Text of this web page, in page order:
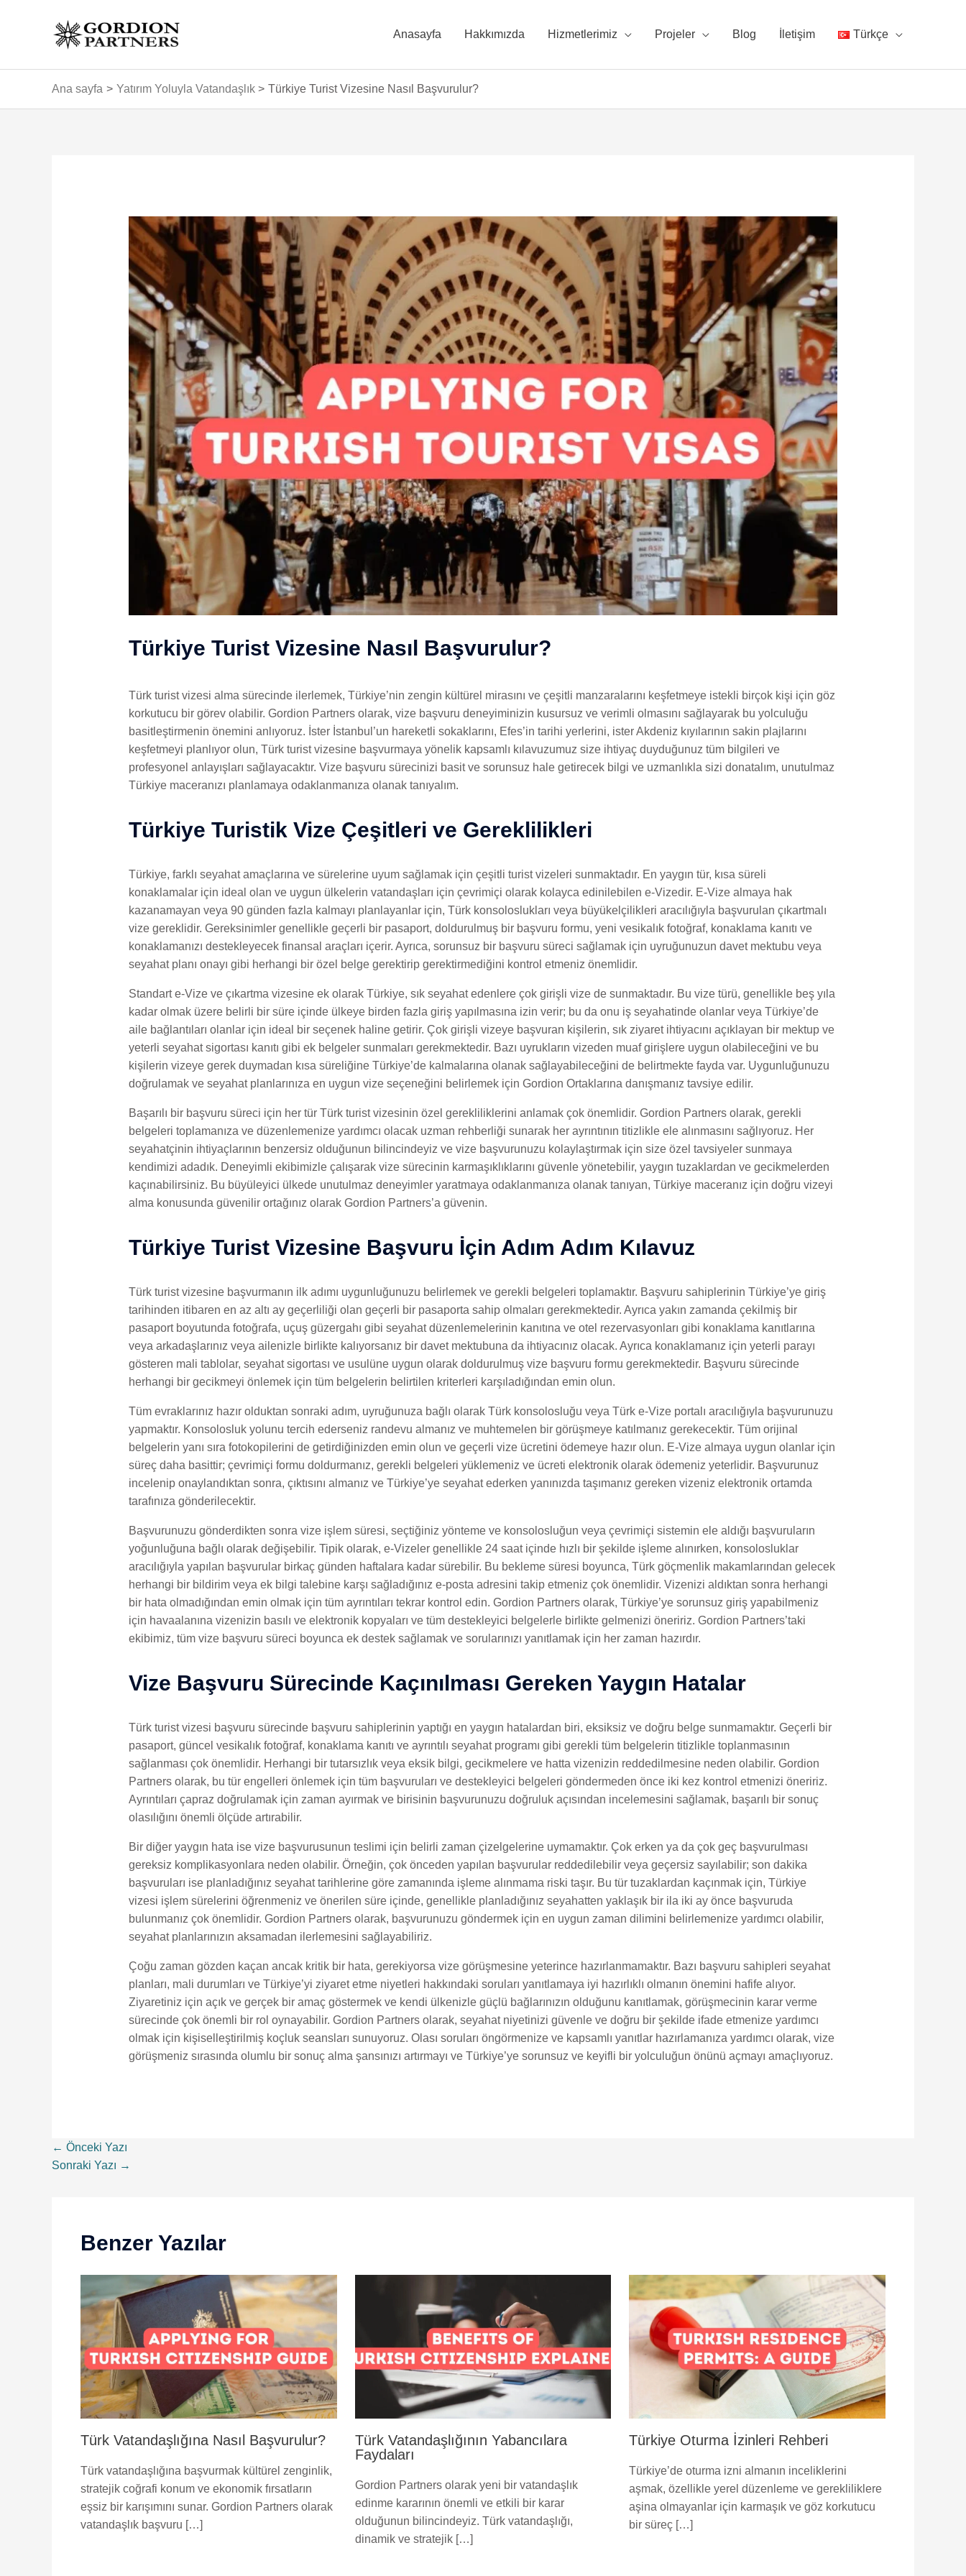
Anasayfa Hakkımızda Hizmetlerimiz Projeler Blog İletişim Türkçe
Ana sayfa Yatırım Yoluyla Vatandaşlık Türkiye Turist Vizesine Nasıl Başvurulur?
Türkiye Turist Vizesine Nasıl Başvurulur?
Türk turist vizesi alma sürecinde ilerlemek, Türkiye’nin zengin kültürel mirasını ve çeşitli manzaralarını keşfetmeye istekli birçok kişi için göz
korkutucu bir görev olabilir. Gordion Partners olarak, vize başvuru deneyiminizin kusursuz ve verimli olmasını sağlayarak bu yolculuğu
basitleştirmenin önemini anlıyoruz. İster İstanbul’un hareketli sokaklarını, Efes’in tarihi yerlerini, ister Akdeniz kıyılarının sakin plajlarını
keşfetmeyi planlıyor olun, Türk turist vizesine başvurmaya yönelik kapsamlı kılavuzumuz size ihtiyaç duyduğunuz tüm bilgileri ve
profesyonel anlayışları sağlayacaktır. Vize başvuru sürecinizi basit ve sorunsuz hale getirecek bilgi ve uzmanlıkla sizi donatalım, unutulmaz
Türkiye maceranızı planlamaya odaklanmanıza olanak tanıyalım.
Türkiye Turistik Vize Çeşitleri ve Gereklilikleri
Türkiye, farklı seyahat amaçlarına ve sürelerine uyum sağlamak için çeşitli turist vizeleri sunmaktadır. En yaygın tür, kısa süreli
konaklamalar için ideal olan ve uygun ülkelerin vatandaşları için çevrimiçi olarak kolayca edinilebilen e-Vizedir. E-Vize almaya hak
kazanamayan veya 90 günden fazla kalmayı planlayanlar için, Türk konsoloslukları veya büyükelçilikleri aracılığıyla başvurulan çıkartmalı
vize gereklidir. Gereksinimler genellikle geçerli bir pasaport, doldurulmuş bir başvuru formu, yeni vesikalık fotoğraf, konaklama kanıtı ve
konaklamanızı destekleyecek finansal araçları içerir. Ayrıca, sorunsuz bir başvuru süreci sağlamak için uyruğunuzun davet mektubu veya
seyahat planı onayı gibi herhangi bir özel belge gerektirip gerektirmediğini kontrol etmeniz önemlidir.
Standart e-Vize ve çıkartma vizesine ek olarak Türkiye, sık seyahat edenlere çok girişli vize de sunmaktadır. Bu vize türü, genellikle beş yıla
kadar olmak üzere belirli bir süre içinde ülkeye birden fazla giriş yapılmasına izin verir; bu da onu iş seyahatinde olanlar veya Türkiye’de
aile bağlantıları olanlar için ideal bir seçenek haline getirir. Çok girişli vizeye başvuran kişilerin, sık ziyaret ihtiyacını açıklayan bir mektup ve
yeterli seyahat sigortası kanıtı gibi ek belgeler sunmaları gerekmektedir. Bazı uyrukların vizeden muaf girişlere uygun olabileceğini ve bu
kişilerin vizeye gerek duymadan kısa süreliğine Türkiye’de kalmalarına olanak sağlayabileceğini de belirtmekte fayda var. Uygunluğunuzu
doğrulamak ve seyahat planlarınıza en uygun vize seçeneğini belirlemek için Gordion Ortaklarına danışmanız tavsiye edilir.
Başarılı bir başvuru süreci için her tür Türk turist vizesinin özel gerekliliklerini anlamak çok önemlidir. Gordion Partners olarak, gerekli
belgeleri toplamanıza ve düzenlemenize yardımcı olacak uzman rehberliği sunarak her ayrıntının titizlikle ele alınmasını sağlıyoruz. Her
seyahatçinin ihtiyaçlarının benzersiz olduğunun bilincindeyiz ve vize başvurunuzu kolaylaştırmak için size özel tavsiyeler sunmaya
kendimizi adadık. Deneyimli ekibimizle çalışarak vize sürecinin karmaşıklıklarını güvenle yönetebilir, yaygın tuzaklardan ve gecikmelerden
kaçınabilirsiniz. Bu büyüleyici ülkede unutulmaz deneyimler yaratmaya odaklanmanıza olanak tanıyan, Türkiye maceranız için doğru vizeyi
alma konusunda güvenilir ortağınız olarak Gordion Partners’a güvenin.
Türkiye Turist Vizesine Başvuru İçin Adım Adım Kılavuz
Türk turist vizesine başvurmanın ilk adımı uygunluğunuzu belirlemek ve gerekli belgeleri toplamaktır. Başvuru sahiplerinin Türkiye’ye giriş
tarihinden itibaren en az altı ay geçerliliği olan geçerli bir pasaporta sahip olmaları gerekmektedir. Ayrıca yakın zamanda çekilmiş bir
pasaport boyutunda fotoğrafa, uçuş güzergahı gibi seyahat düzenlemelerinin kanıtına ve otel rezervasyonları gibi konaklama kanıtlarına
veya arkadaşlarınız veya ailenizle birlikte kalıyorsanız bir davet mektubuna da ihtiyacınız olacak. Ayrıca konaklamanız için yeterli parayı
gösteren mali tablolar, seyahat sigortası ve usulüne uygun olarak doldurulmuş vize başvuru formu gerekmektedir. Başvuru sürecinde
herhangi bir gecikmeyi önlemek için tüm belgelerin belirtilen kriterleri karşıladığından emin olun.
Tüm evraklarınız hazır olduktan sonraki adım, uyruğunuza bağlı olarak Türk konsolosluğu veya Türk e-Vize portalı aracılığıyla başvurunuzu
yapmaktır. Konsolosluk yolunu tercih ederseniz randevu almanız ve muhtemelen bir görüşmeye katılmanız gerekecektir. Tüm orijinal
belgelerin yanı sıra fotokopilerini de getirdiğinizden emin olun ve geçerli vize ücretini ödemeye hazır olun. E-Vize almaya uygun olanlar için
süreç daha basittir; çevrimiçi formu doldurmanız, gerekli belgeleri yüklemeniz ve ücreti elektronik olarak ödemeniz yeterlidir. Başvurunuz
incelenip onaylandıktan sonra, çıktısını almanız ve Türkiye’ye seyahat ederken yanınızda taşımanız gereken vizeniz elektronik ortamda
tarafınıza gönderilecektir.
Başvurunuzu gönderdikten sonra vize işlem süresi, seçtiğiniz yönteme ve konsolosluğun veya çevrimiçi sistemin ele aldığı başvuruların
yoğunluğuna bağlı olarak değişebilir. Tipik olarak, e-Vizeler genellikle 24 saat içinde hızlı bir şekilde işleme alınırken, konsolosluklar
aracılığıyla yapılan başvurular birkaç günden haftalara kadar sürebilir. Bu bekleme süresi boyunca, Türk göçmenlik makamlarından gelecek
herhangi bir bildirim veya ek bilgi talebine karşı sağladığınız e-posta adresini takip etmeniz çok önemlidir. Vizenizi aldıktan sonra herhangi
bir hata olmadığından emin olmak için tüm ayrıntıları tekrar kontrol edin. Gordion Partners olarak, Türkiye’ye sorunsuz giriş yapabilmeniz
için havaalanına vizenizin basılı ve elektronik kopyaları ve tüm destekleyici belgelerle birlikte gelmenizi öneririz. Gordion Partners’taki
ekibimiz, tüm vize başvuru süreci boyunca ek destek sağlamak ve sorularınızı yanıtlamak için her zaman hazırdır.
Vize Başvuru Sürecinde Kaçınılması Gereken Yaygın Hatalar
Türk turist vizesi başvuru sürecinde başvuru sahiplerinin yaptığı en yaygın hatalardan biri, eksiksiz ve doğru belge sunmamaktır. Geçerli bir
pasaport, güncel vesikalık fotoğraf, konaklama kanıtı ve ayrıntılı seyahat programı gibi gerekli tüm belgelerin titizlikle toplanmasının
sağlanması çok önemlidir. Herhangi bir tutarsızlık veya eksik bilgi, gecikmelere ve hatta vizenizin reddedilmesine neden olabilir. Gordion
Partners olarak, bu tür engelleri önlemek için tüm başvuruları ve destekleyici belgeleri göndermeden önce iki kez kontrol etmenizi öneririz.
Ayrıntıları çapraz doğrulamak için zaman ayırmak ve birisinin başvurunuzu doğruluk açısından incelemesini sağlamak, başarılı bir sonuç
olasılığını önemli ölçüde artırabilir.
Bir diğer yaygın hata ise vize başvurusunun teslimi için belirli zaman çizelgelerine uymamaktır. Çok erken ya da çok geç başvurulması
gereksiz komplikasyonlara neden olabilir. Örneğin, çok önceden yapılan başvurular reddedilebilir veya geçersiz sayılabilir; son dakika
başvuruları ise planladığınız seyahat tarihlerine göre zamanında işleme alınmama riski taşır. Bu tür tuzaklardan kaçınmak için, Türkiye
vizesi işlem sürelerini öğrenmeniz ve önerilen süre içinde, genellikle planladığınız seyahatten yaklaşık bir ila iki ay önce başvuruda
bulunmanız çok önemlidir. Gordion Partners olarak, başvurunuzu göndermek için en uygun zaman dilimini belirlemenize yardımcı olabilir,
seyahat planlarınızın aksamadan ilerlemesini sağlayabiliriz.
Çoğu zaman gözden kaçan ancak kritik bir hata, gerekiyorsa vize görüşmesine yeterince hazırlanmamaktır. Bazı başvuru sahipleri seyahat
planları, mali durumları ve Türkiye’yi ziyaret etme niyetleri hakkındaki soruları yanıtlamaya iyi hazırlıklı olmanın önemini hafife alıyor.
Ziyaretiniz için açık ve gerçek bir amaç göstermek ve kendi ülkenizle güçlü bağlarınızın olduğunu kanıtlamak, görüşmecinin karar verme
sürecinde çok önemli bir rol oynayabilir. Gordion Partners olarak, seyahat niyetinizi güvenle ve doğru bir şekilde ifade etmenize yardımcı
olmak için kişiselleştirilmiş koçluk seansları sunuyoruz. Olası soruları öngörmenize ve kapsamlı yanıtlar hazırlamanıza yardımcı olarak, vize
görüşmeniz sırasında olumlu bir sonuç alma şansınızı artırmayı ve Türkiye’ye sorunsuz ve keyifli bir yolculuğun önünü açmayı amaçlıyoruz.
← Önceki Yazı
Sonraki Yazı →
Benzer Yazılar
Türk Vatandaşlığına Nasıl Başvurulur?
Türk vatandaşlığına başvurmak kültürel zenginlik,
stratejik coğrafi konum ve ekonomik fırsatların
eşsiz bir karışımını sunar. Gordion Partners olarak
vatandaşlık başvuru […]
Türk Vatandaşlığının Yabancılara
Faydaları
Gordion Partners olarak yeni bir vatandaşlık
edinme kararının önemli ve etkili bir karar
olduğunun bilincindeyiz. Türk vatandaşlığı,
dinamik ve stratejik […]
Türkiye Oturma İzinleri Rehberi
Türkiye’de oturma izni almanın inceliklerini
aşmak, özellikle yerel düzenleme ve gerekliliklere
aşina olmayanlar için karmaşık ve göz korkutucu
bir süreç […]